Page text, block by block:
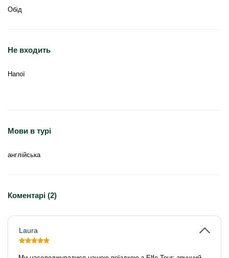
Обід
Не входить
Напої
Мови в турі
англійська
Коментарі (2)
Laura